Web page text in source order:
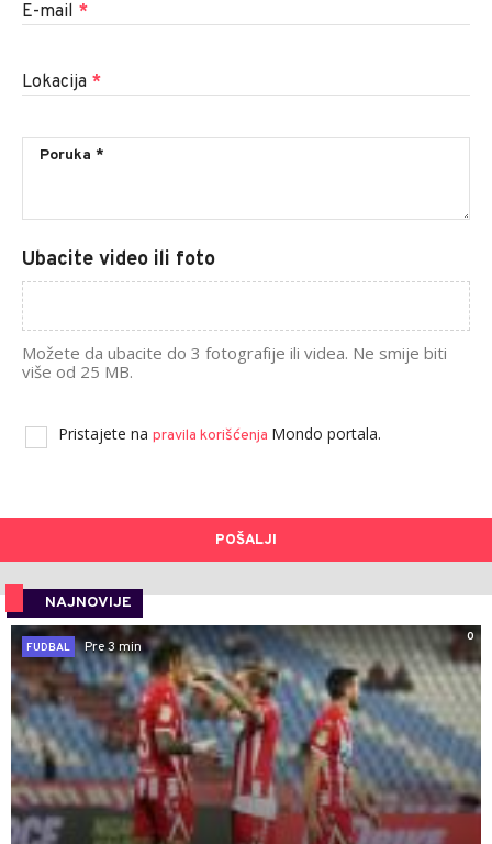
E-mail *
Lokacija *
Ubacite video ili foto
Možete da ubacite do 3 fotografije ili videa. Ne smije biti
više od 25 MB.
Pristajete na pravila korišćenja Mondo portala.
POŠALJI
NAJNOVIJE
0
FUDBAL
Pre 3 min